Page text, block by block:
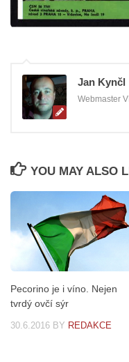
Jan Kynčl
Webmaster
YOU MAY ALSO
Pecorino je i víno. Nejen
tvrdý ovčí sýr
30.6.2016 BY REDAKCE